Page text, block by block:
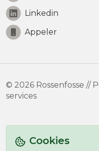
Linkedin
Appeler
© 2026 Rossenfosse //
services
Cookies